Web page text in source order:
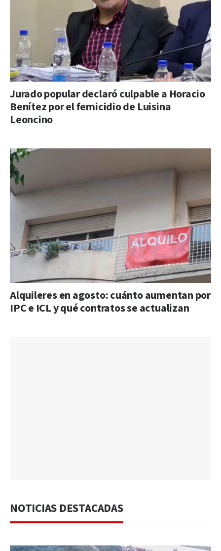
Jurado popular declaró culpable a Horacio
Benítez por el femicidio de Luisina
Leoncino
Alquileres en agosto: cuánto aumentan por
IPC e ICL y qué contratos se actualizan
NOTICIAS DESTACADAS